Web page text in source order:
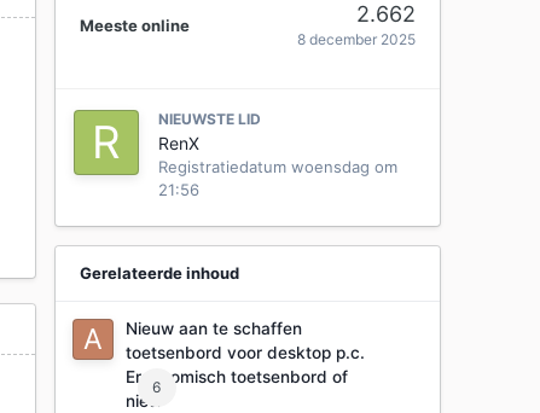
Meeste online 2.662
8 december 2025
NIEUWSTE LID
RenX
Registratiedatum woensdag om
21:56
Gerelateerde inhoud
6
Nieuw aan te schaffen
toetsenbord voor desktop p.c.
Ergonomisch toetsenbord of
niet?